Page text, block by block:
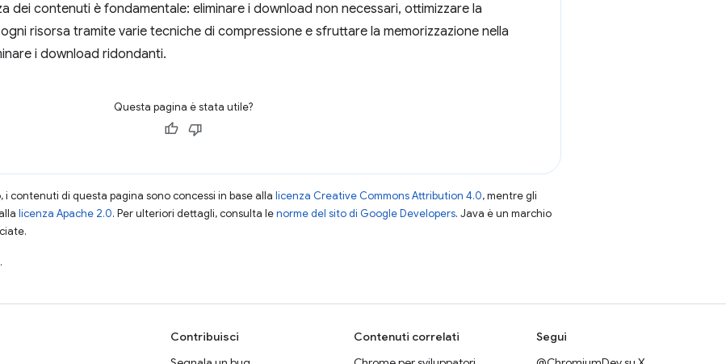
dei contenuti è fondamentale: eliminare i download non necessari, ottimizzare la
risorsa tramite varie tecniche di compressione e sfruttare la memorizzazione nella
i download ridondanti.
Questa pagina è stata utile?
contenuti di questa pagina sono concessi in base alla licenza Creative Commons Attribution 4.0, mentre gli
licenza Apache 2.0. Per ulteriori dettagli, consulta lenorme del sito di Google Developers. Java è un marchio
Contribuisci
Contenuti correlati
Segui